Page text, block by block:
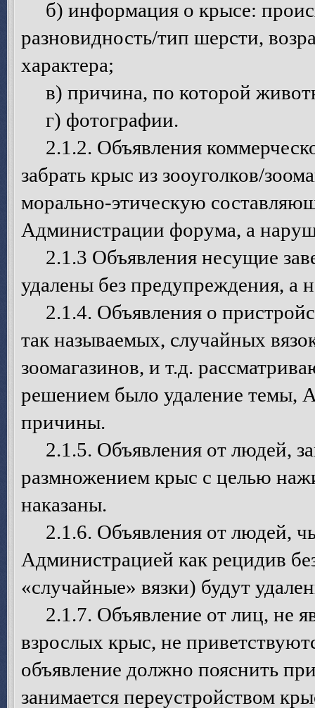
б) информация о крысе:
разновидность/тип шерсти,
характера;
в) причина, по которой
г) фотографии.
2.1.2. Объявления
забрать крыс из зооуголков/
морально-этическую
Администрации форума, а
2.1.3 Объявления несущие
удалены без предупреждения, а
2.1.4. Объявления о
так называемых, случайных
зоомагазинов, и т.д.
решением было удаление темы,
причины.
2.1.5. Объявления от людей,
размножением крыс с целью
наказаны.
2.1.6. Объявления от людей,
Администрацией как рецидив
«случайные» вязки) будут
2.1.7. Объявление от лиц, не
взрослых крыс, не
объявление должно пояснить
занимается переустройством